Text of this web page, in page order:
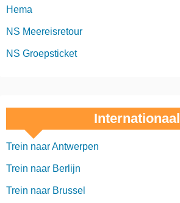
Hema
NS Meereisretour
NS Groepsticket
Internationaal
Trein naar Antwerpen
Trein naar Berlijn
Trein naar Brussel